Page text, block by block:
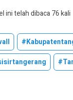
ini telah dibaca 76 kali